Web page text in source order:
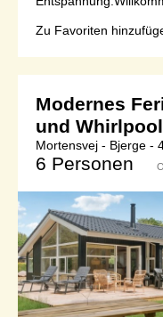
Zu Favoriten
Modernes
und Whirlpool
Mortensvej - Bjerge -
6 Personen